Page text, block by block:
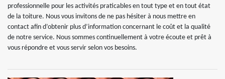
professionnelle pour les activités praticables en tout type et en tout état
de la toiture. Nous vous invitons de ne pas hésiter à nous mettre en
contact afin d’obtenir plus d’information concernant le coût et la qualité
de notre service. Nous sommes continuellement à votre écoute et prêt à
vous répondre et vous servir selon vos besoins.